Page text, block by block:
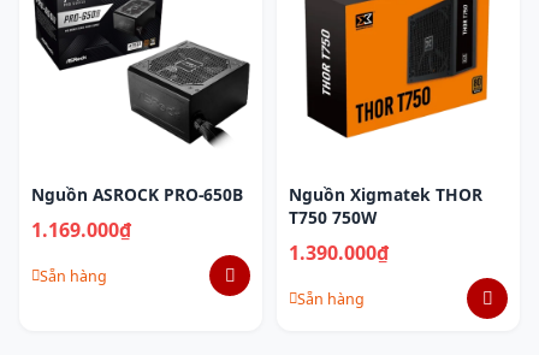
Nguồn ASROCK PRO-650B
1.169.000₫
Sẵn hàng
Nguồn Xigmatek THOR
T750 750W
1.390.000₫
Sẵn hàng